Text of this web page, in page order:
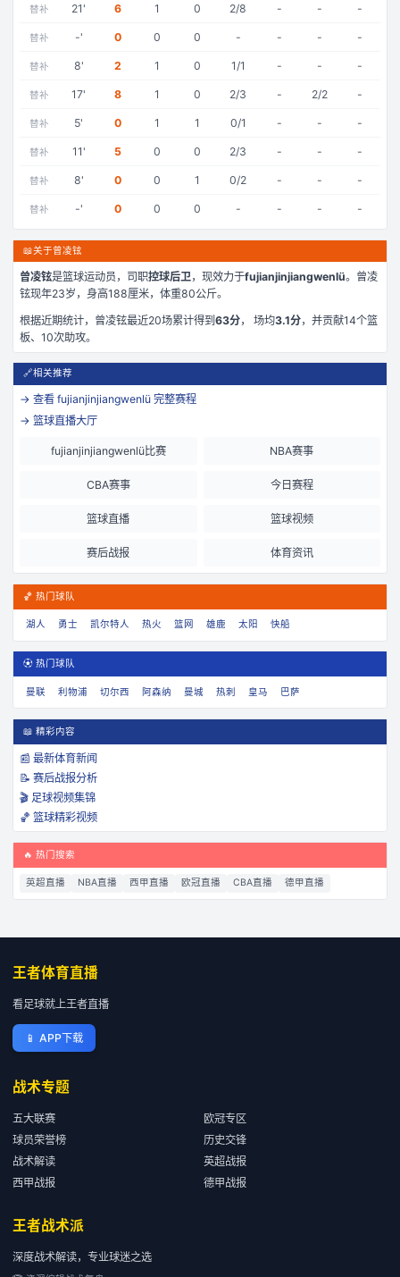
替补 21' 6 1 0 2/8 - - -
替补 -' 0 0 0 - - - -
替补 8' 2 1 0 1/1 - - -
替补 17' 8 1 0 2/3 - 2/2 -
替补 5' 0 1 1 0/1 - - -
替补 11' 5 0 0 2/3 - - -
替补 8' 0 0 1 0/2 - - -
替补 -' 0 0 0 - - - -
📖关于曾凌铉
曾凌铉是篮球运动员，司职控球后卫，现效力于fujianjinjiangwenlü。 曾凌
铉现年23岁 ，身高188厘米，体重80公斤。
根据近期统计， 曾凌铉最近20场累计得到63分， 场均3.1分，并贡献14个篮
板、 10次助攻。
🔗相关推荐
→ 查看 fujianjinjiangwenlü 完整赛程
→ 篮球直播大厅
fujianjinjiangwenlü比赛 NBA赛事
CBA赛事 今日赛程
篮球直播 篮球视频
赛后战报 体育资讯
🏀 热门球队
湖人 勇士 凯尔特人 热火 篮网 雄鹿 太阳 快船
⚽ 热门球队
曼联 利物浦 切尔西 阿森纳 曼城 热刺 皇马 巴萨
📖 精彩内容
📰 最新体育新闻
📝 赛后战报分析
🎬 足球视频集锦
🏀 篮球精彩视频
🔥 热门搜索
英超直播 NBA直播 西甲直播 欧冠直播 CBA直播 德甲直播
王者体育直播
看足球就上王者直播
📱 APP下载
战术专题
五大联赛
欧冠专区
球员荣誉榜
历史交锋
战术解读
英超战报
西甲战报
德甲战报
王者战术派
深度战术解读，专业球迷之选